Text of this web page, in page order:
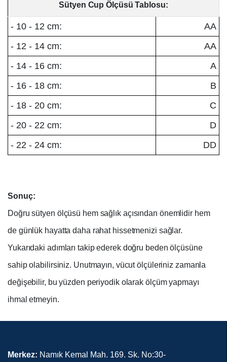
Sütyen Cup Ölçüsü Tablosu:
- 10 - 12 cm:
AA
- 12 - 14 cm:
AA
- 14 - 16 cm:
A
- 16 - 18 cm:
B
- 18 - 20 cm:
C
- 20 - 22 cm:
D
- 22 - 24 cm:
DD
Sonuç:
Doğru sütyen ölçüsü hem sağlık açısından önemlidir hem
de günlük hayatta daha rahat hissetmenizi sağlar.
Yukarıdaki adımları takip ederek doğru beden ölçüsüne
sahip olabilirsiniz. Unutmayın, vücut ölçüleriniz zamanla
değişebilir, bu yüzden periyodik olarak ölçüm yapmayı
ihmal etmeyin.
Merkez: Namık Kemal Mah. 169. Sk. No:30-